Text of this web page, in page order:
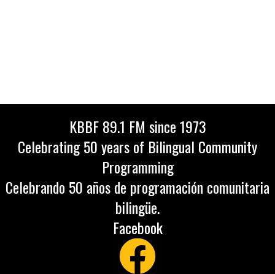
KBBF 89.1 FM since 1973
Celebrating 50 years of Bilingual Community
Programming
Celebrando 50 años de programación comunitaria
bilingüe.
Facebook